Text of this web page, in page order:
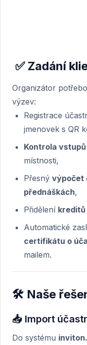
✅ Zadání
Organizátor
výzev:
Registrace
jmenovek s QR
Kontrola
místnosti,
Přesný výpočet
přednáškách,
Přidělení kreditů
Automatické
certifikátu o
mailem.
🛠️ Naše
📥 Import
Do systému